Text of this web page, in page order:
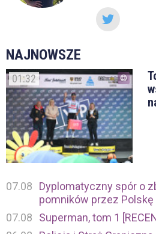
NAJNOWSZE
01:32
07.08
Dyplomatyczny spór o
pomników przez Polskę
07.08
Superman, tom 1